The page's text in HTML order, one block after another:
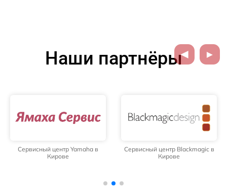
Наши партнёры
Сервисный центр Yamaha в
Кирове
Сервисный центр Blackmagic в
Кирове